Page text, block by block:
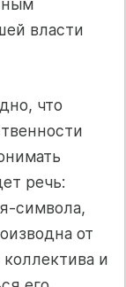
власти
что
речь:
от
и